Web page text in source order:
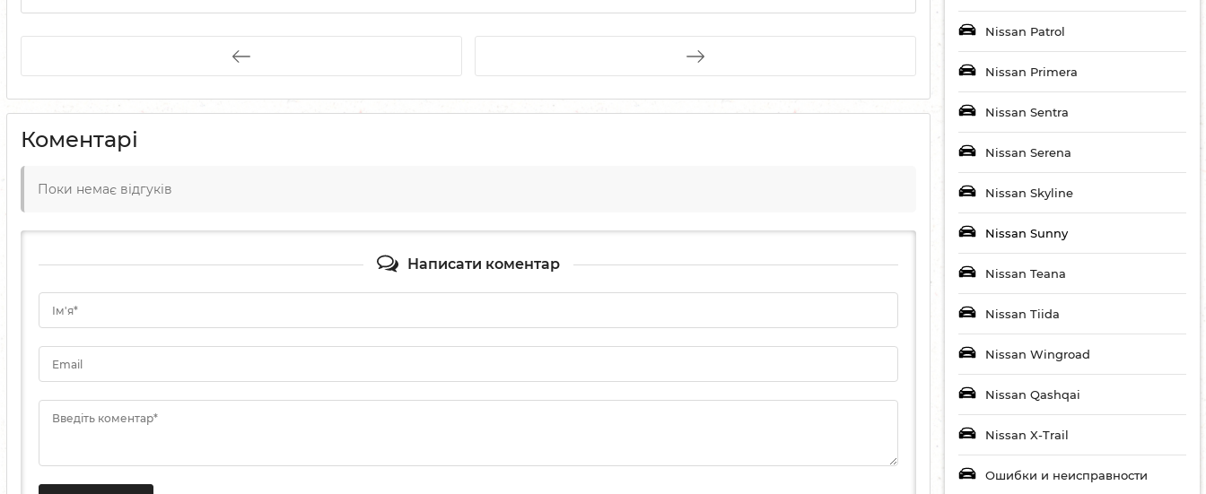
Nissan Patrol
Nissan Primera
Nissan Sentra
Nissan Serena
Nissan Skyline
Nissan Sunny
Nissan Teana
Nissan Tiida
Nissan Wingroad
Nissan Qashqai
Nissan X-Trail
Ошибки и неисправности
Коментарі
Поки немає відгуків
Написати коментар
Ім'я*
Email
Введіть коментар*